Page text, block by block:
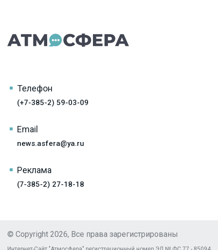
Телефон
(+7-385-2) 59-03-09
Email
news.asfera@ya.ru
Реклама
(7-385-2) 27-18-18
© Copyright 2026, Все права зарегистрированы